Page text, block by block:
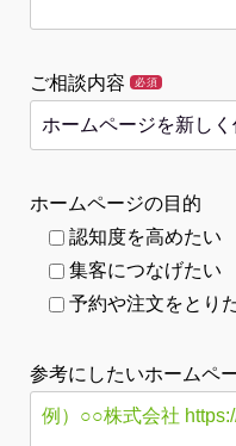
ご相談内容 必須
ホームページの目的
認知度を高めたい
集客につなげたい
予約や注文をとり
参考にしたいホームペ